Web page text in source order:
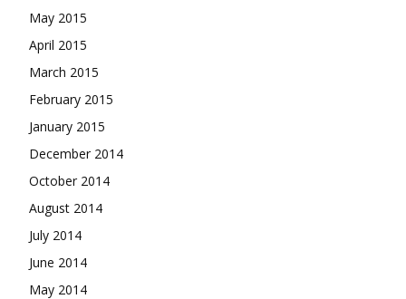
May 2015
April 2015
March 2015
February 2015
January 2015
December 2014
October 2014
August 2014
July 2014
June 2014
May 2014